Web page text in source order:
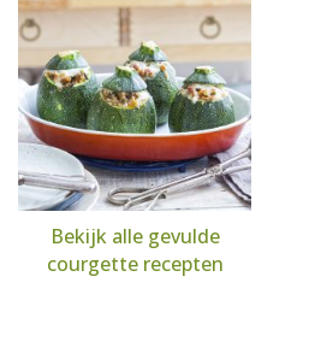
Bekijk alle gevulde
courgette recepten